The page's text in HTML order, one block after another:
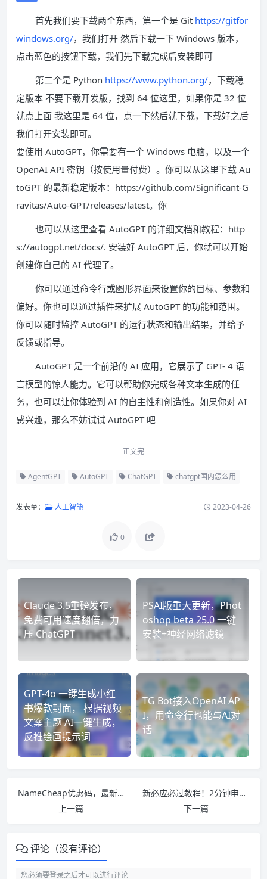
首先我们要下载两个东西，第一个是 Git https://gitfor
windows.org/，我们打开 然后下载一下 Windows 版本，
点击蓝色的按钮下载，我们先下载完成后安装即可
第二个是 Python https://www.python.org/，下载稳
定版本 不要下载开发版，找到 64 位这里，如果你是 32 位
就点上面 我这里是 64 位，点一下然后就下载，下载好之后
我们打开安装即可。
要使用 AutoGPT，你需要有一个 Windows 电脑，以及一个
OpenAI API 密钥（按使用量付费）。你可以从这里下载 Au
toGPT 的最新稳定版本：https://github.com/Significant-G
ravitas/Auto-GPT/releases/latest。你
也可以从这里查看 AutoGPT 的详细文档和教程：http
s://autogpt.net/docs/. 安装好 AutoGPT 后，你就可以开始
创建你自己的 AI 代理了。
你可以通过命令行或图形界面来设置你的目标、参数和
偏好。你也可以通过插件来扩展 AutoGPT 的功能和范围。
你可以随时监控 AutoGPT 的运行状态和输出结果，并给予
反馈或指导。
AutoGPT 是一个前沿的 AI 应用，它展示了 GPT- 4 语
言模型的惊人能力。它可以帮助你完成各种文本生成的任
务，也可以让你体验到 AI 的自主性和创造性。如果你对 AI
感兴趣，那么不妨试试 AutoGPT 吧
正文完
AgentGPT AutoGPT ChatGPT chatgpt国内怎么用
发表至： 人工智能 2023-04-26
0
Claude 3.5重磅发布，
免费可用速度翻倍，力
压 ChatGPT
PSAI版重大更新，Phot
oshop beta 25.0 一键
安装+神经网络滤镜
GPT-4o 一键生成小红
书爆款封面， 根据视频
文案主题 AI一键生成，
反推绘画提示词
TG Bot接入OpenAI AP
I，用命令行也能与AI对
话
NameCheap优惠码，最新域名优惠仅需$0.99一年
上一篇
新必应必过教程！2分钟申请 NewBing、无需排队等待！简单几步使用基于ChatGPT-4的新Bing
下一篇
评论（没有评论）